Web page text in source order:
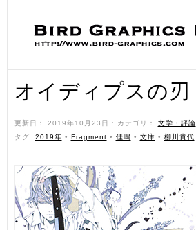
オイディプスの刃
更新日： 2019年10月23日 ˑ カテゴリ： 文学・評論
タグ: 2019年 • Fragment • 佳嶋 • 文庫 • 柳川貴代